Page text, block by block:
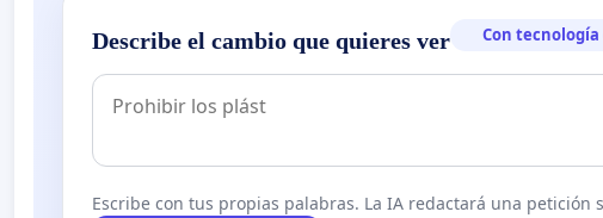
Describe el cambio que quieres ver Con tecnología
Escribe con tus propias palabras. La IA redactará una petición